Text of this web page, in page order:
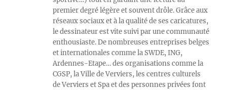
premier degré légère et souvent drôle. Grâce aux
réseaux sociaux et à la qualité de ses caricatures,
le dessinateur est vite suivi par une communauté
enthousiaste. De nombreuses entreprises belges
et internationales comme la SWDE, ING,
Ardennes-Etape… des organisations comme la
CGSP, la Ville de Verviers, les centres culturels
de Verviers et Spa et des personnes privées font